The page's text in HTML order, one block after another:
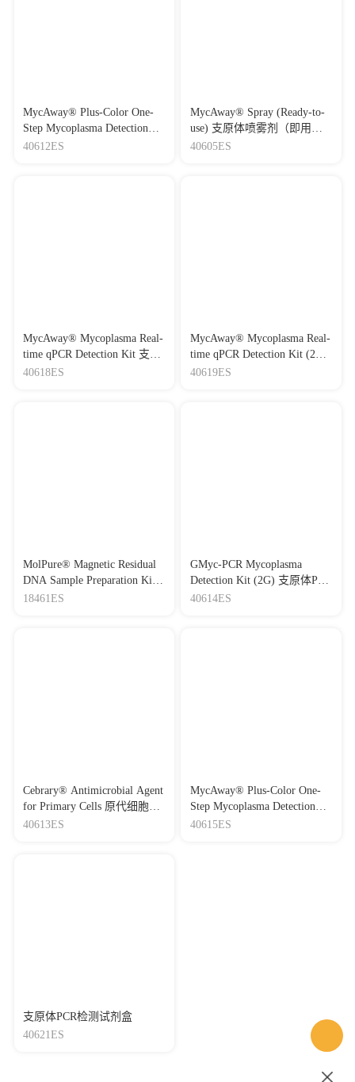
MycAway® Plus-Color One-
Step Mycoplasma Detection
Kit 一步法快速支原体检测试
40612ES
MycAway® Spray (Ready-to-
use) 支原体喷雾剂（即用
型）
40605ES
MycAway® Mycoplasma Real-
time qPCR Detection Kit 支原
体qPCR检测试剂盒（探针
40618ES
MycAway® Mycoplasma Real-
time qPCR Detection Kit (2G)
支原体qPCR检测试剂盒（探
40619ES
MolPure® Magnetic Residual
DNA Sample Preparation Kit
磁珠法残留DNA样本前处理
18461ES
GMyc-PCR Mycoplasma
Detection Kit (2G) 支原体PCR
检测试剂盒（巢式PCR）(2G)
40614ES
Cebrary® Antimicrobial Agent
for Primary Cells 原代细胞抗
生素
40613ES
MycAway® Plus-Color One-
Step Mycoplasma Detection
Kit (2G) 一步法快速支原体检
40615ES
支原体PCR检测试剂盒
40621ES